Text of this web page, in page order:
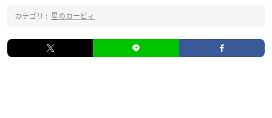
カテゴリ : 星のカービィ